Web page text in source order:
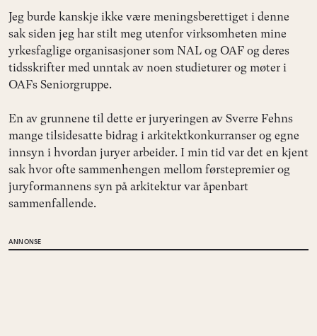
Jeg burde kanskje ikke være meningsberettiget i denne
sak siden jeg har stilt meg utenfor virksomheten mine
yrkesfaglige organisasjoner som NAL og OAF og deres
tidsskrifter med unntak av noen studieturer og møter i
OAFs Seniorgruppe.
En av grunnene til dette er juryeringen av Sverre Fehns
mange tilsidesatte bidrag i arkitektkonkurranser og egne
innsyn i hvordan juryer arbeider. I min tid var det en kjent
sak hvor ofte sammenhengen mellom førstepremier og
juryformannens syn på arkitektur var åpenbart
sammenfallende.
ANNONSE